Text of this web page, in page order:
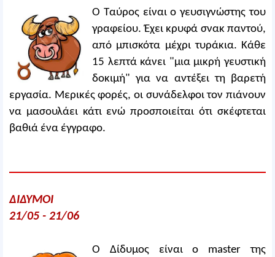
Ο Ταύρος είναι ο γευσιγνώστης του
γραφείου. Έχει κρυφά σνακ παντού,
από μπισκότα μέχρι τυράκια. Κάθε
15 λεπτά κάνει "μια μικρή γευστική
δοκιμή" για να αντέξει τη βαρετή
εργασία. Μερικές φορές, οι συνάδελφοι τον πιάνουν
να μασουλάει κάτι ενώ προσποιείται ότι σκέφτεται
βαθιά ένα έγγραφο.
ΔΙΔΥΜΟΙ
21/05 - 21/06
Ο Δίδυμος είναι ο master της